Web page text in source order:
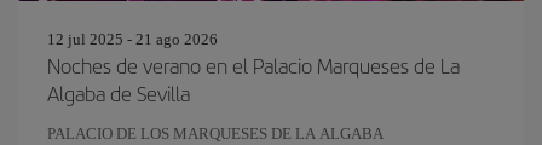
12 jul 2025 - 21 ago 2026
Noches de verano en el Palacio Marqueses de La
Algaba de Sevilla
PALACIO DE LOS MARQUESES DE LA ALGABA